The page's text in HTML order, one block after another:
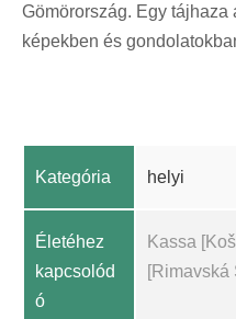
Gömörország. Egy tájhaza
képekben és
Kategória helyi
Életéhez
kapcsolód
ó
Kassa
[Rimavská